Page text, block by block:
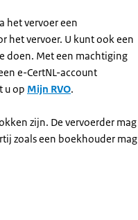
het vervoer een
het vervoer. U kunt ook een
doen. Met een machtiging
e-CertNL-account
u op Mijn RVO.
zijn. De vervoerder mag
zoals een boekhouder mag